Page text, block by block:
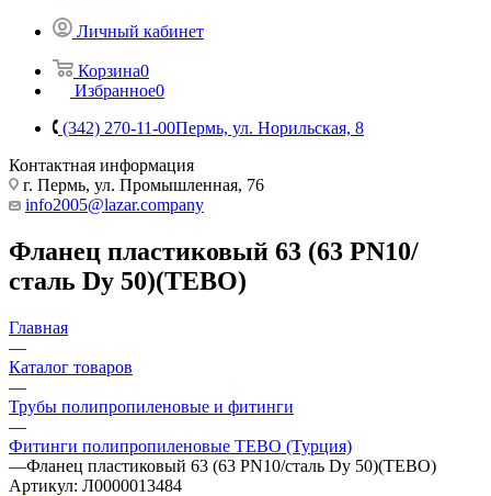
Личный кабинет
Корзина0
Избранное0
(342) 270-11-00Пермь, ул. Норильская, 8
Контактная информация
г. Пермь, ул. Промышленная, 76
info2005@lazar.company
Фланец пластиковый 63 (63 PN10/
сталь Dy 50)(TEBO)
Главная
—
Каталог товаров
—
Трубы полипропиленовые и фитинги
—
Фитинги полипропиленовые TEBO (Турция)
—Фланец пластиковый 63 (63 PN10/сталь Dy 50)(TEBO)
Артикул: Л0000013484